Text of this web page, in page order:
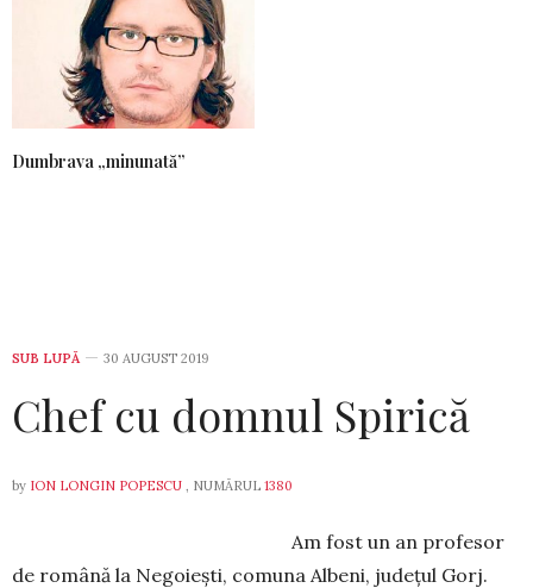
Dumbrava „minunată”
SUB LUPĂ 30 AUGUST 2019
Chef cu domnul Spirică
by ION LONGIN POPESCU , NUMĂRUL 1380
Am fost un an profesor
de română la Negoiești, co­muna Albeni, județul Gorj.